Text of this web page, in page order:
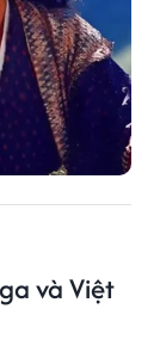
và Việt